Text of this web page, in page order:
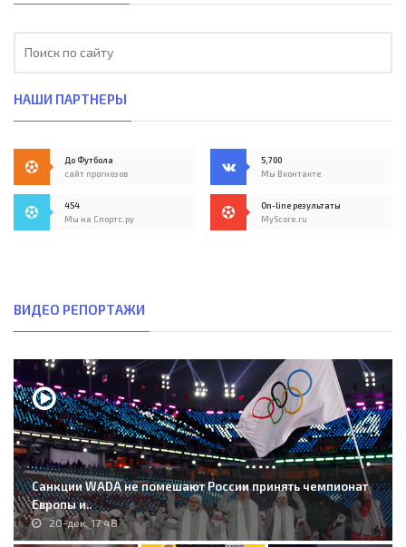
НАШИ ПАРТНЕРЫ
До Футбола
сайт прогнозов
5,700
Мы Вконтакте
454
Мы на Спортс.ру
On-line результаты
MyScore.ru
ВИДЕО РЕПОРТАЖИ
Санкции WADA не помешают России принять чемпионат
Европы и..
20-дек, 17:48